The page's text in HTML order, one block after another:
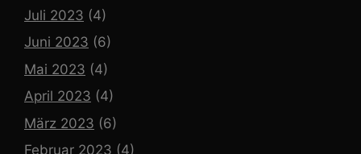
Juli 2023 (4)
Juni 2023 (6)
Mai 2023 (4)
April 2023 (4)
März 2023 (6)
Februar 2023 (4)